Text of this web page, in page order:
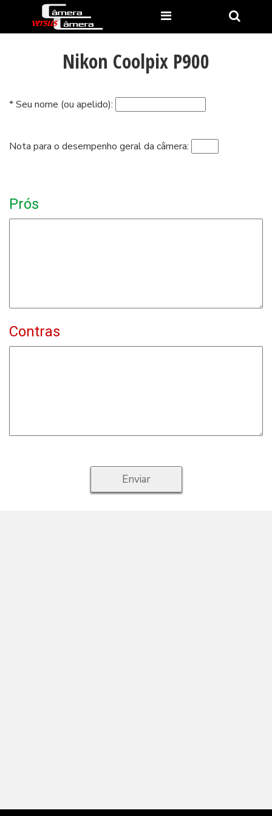
Nikon Coolpix P900
* Seu nome (ou apelido):
Nota para o desempenho geral da câmera:
Prós
Contras